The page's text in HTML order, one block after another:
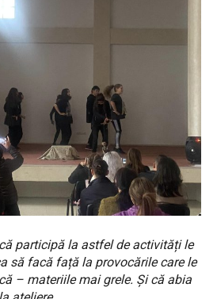
participă la astfel de activități le
să facă față la provocările care le
– materiile mai grele. Și că abia